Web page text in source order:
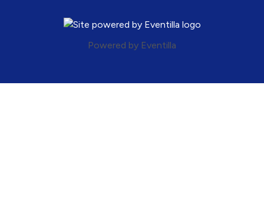
Powered by Eventilla